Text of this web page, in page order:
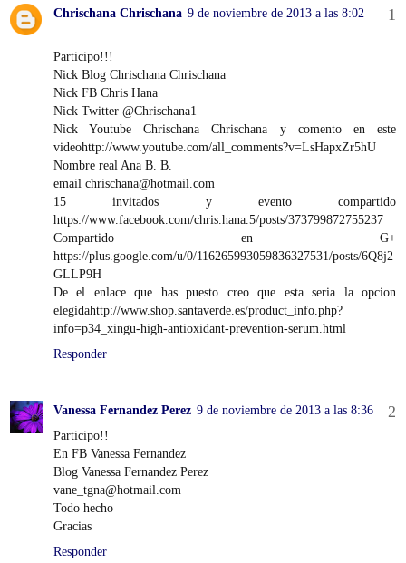
Chrischana Chrischana 9 de noviembre de 2013 a las 8:02
Participo!!!
Nick Blog Chrischana Chrischana
Nick FB Chris Hana
Nick Twitter @Chrischana1
Nick Youtube Chrischana Chrischana y comento en este
videohttp://www.youtube.com/all_comments?v=LsHapxZr5hU
Nombre real Ana B. B.
email chrischana@hotmail.com
15 invitados y evento compartido
https://www.facebook.com/chris.hana.5/posts/373799872755237
Compartido en G+
https://plus.google.com/u/0/116265993059836327531/posts/6Q8j2
GLLP9H
De el enlace que has puesto creo que esta seria la opcion
elegidahttp://www.shop.santaverde.es/product_info.php?
info=p34_xingu-high-antioxidant-prevention-serum.html
Responder
Vanessa Fernandez Perez 9 de noviembre de 2013 a las 8:36
Participo!!
En FB Vanessa Fernandez
Blog Vanessa Fernandez Perez
vane_tgna@hotmail.com
Todo hecho
Gracias
Responder